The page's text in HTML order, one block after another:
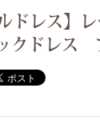
ドレス】
クドレス